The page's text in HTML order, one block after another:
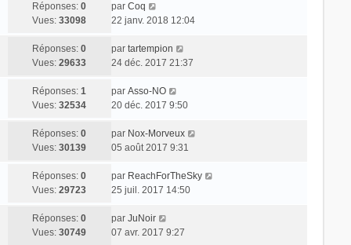
Réponses:0
Vues:33098
par Coq
22 janv. 2018 12:04
Réponses:0
Vues:29633
par tartempion
24 déc. 2017 21:37
Réponses:1
Vues:32534
par Asso-NO
20 déc. 2017 9:50
Réponses:0
Vues:30139
par Nox-Morveux
05 août 2017 9:31
Réponses:0
Vues:29723
par ReachForTheSky
25 juil. 2017 14:50
Réponses:0
Vues:30749
par JuNoir
07 avr. 2017 9:27